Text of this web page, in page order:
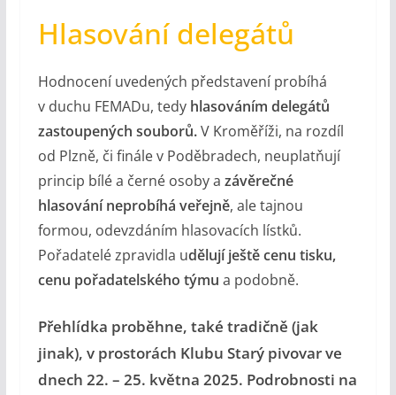
Hlasování delegátů
Hodnocení uvedených představení probíhá
v duchu FEMADu, tedy hlasováním delegátů
zastoupených souborů.V Kroměříži, na rozdíl
od Plzně, či finále v Poděbradech, neuplatňují
princip bílé a černé osoby a závěrečné
hlasování neprobíhá veřejně, ale tajnou
formou, odevzdáním hlasovacích lístků.
Pořadatelé zpravidla udělují ještě cenu tisku,
cenu pořadatelského týmu a podobně.
Přehlídka proběhne, také tradičně (jak
jinak), v prostorách Klubu Starý pivovar ve
dnech 22. – 25. května 2025. Podrobnosti na